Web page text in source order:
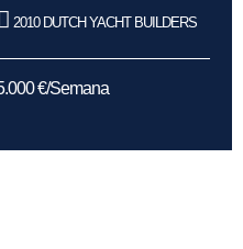
2010 DUTCH YACHT BUILDERS
€/Semana